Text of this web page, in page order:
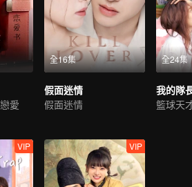
愛
全16集
假面迷情
假面迷情
全24集
我的隊
VIP VIP